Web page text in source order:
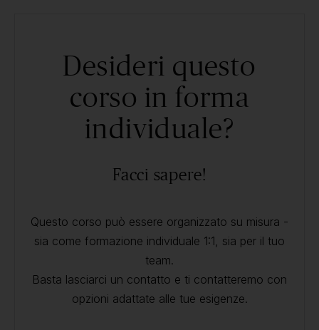
Desideri questo
corso in forma
individuale?
Facci sapere!
Questo corso può essere organizzato su misura -
sia come formazione individuale 1:1, sia per il tuo
team.
Basta lasciarci un contatto e ti contatteremo con
opzioni adattate alle tue esigenze.